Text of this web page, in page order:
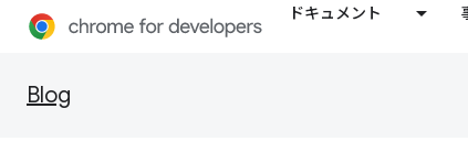
ドキュメント
Blog